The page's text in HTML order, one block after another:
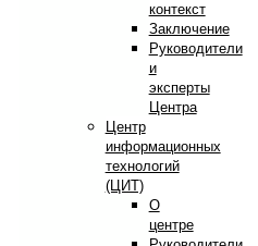
контекст
Заключение
Руководители
и
эксперты
Центра
Центр
информационных
технологий
(ЦИТ)
О
центре